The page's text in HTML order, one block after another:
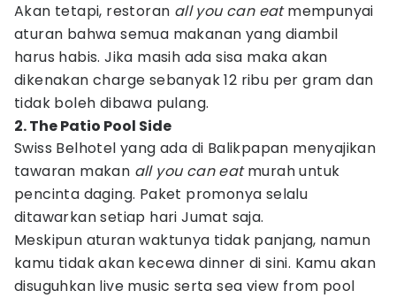
Akan tetapi, restoran all you can eatmempunyai
aturan bahwa semua makanan yang diambil
harus habis. Jika masih ada sisa maka akan
dikenakan charge sebanyak 12 ribu per gram dan
tidak boleh dibawa pulang.
2. The Patio Pool Side
Swiss Belhotel yang ada di Balikpapan menyajikan
tawaran makan all you can eatmurah untuk
pencinta daging. Paket promonya selalu
ditawarkan setiap hari Jumat saja.
Meskipun aturan waktunya tidak panjang, namun
kamu tidak akan kecewa dinner di sini. Kamu akan
disuguhkan live music serta sea view from pool